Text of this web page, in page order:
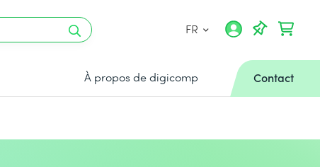
FR
À propos de digicomp Contact